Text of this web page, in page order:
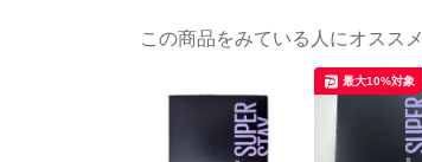
この商品をみている人にオススメ
最大10%対象